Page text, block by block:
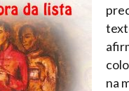
na